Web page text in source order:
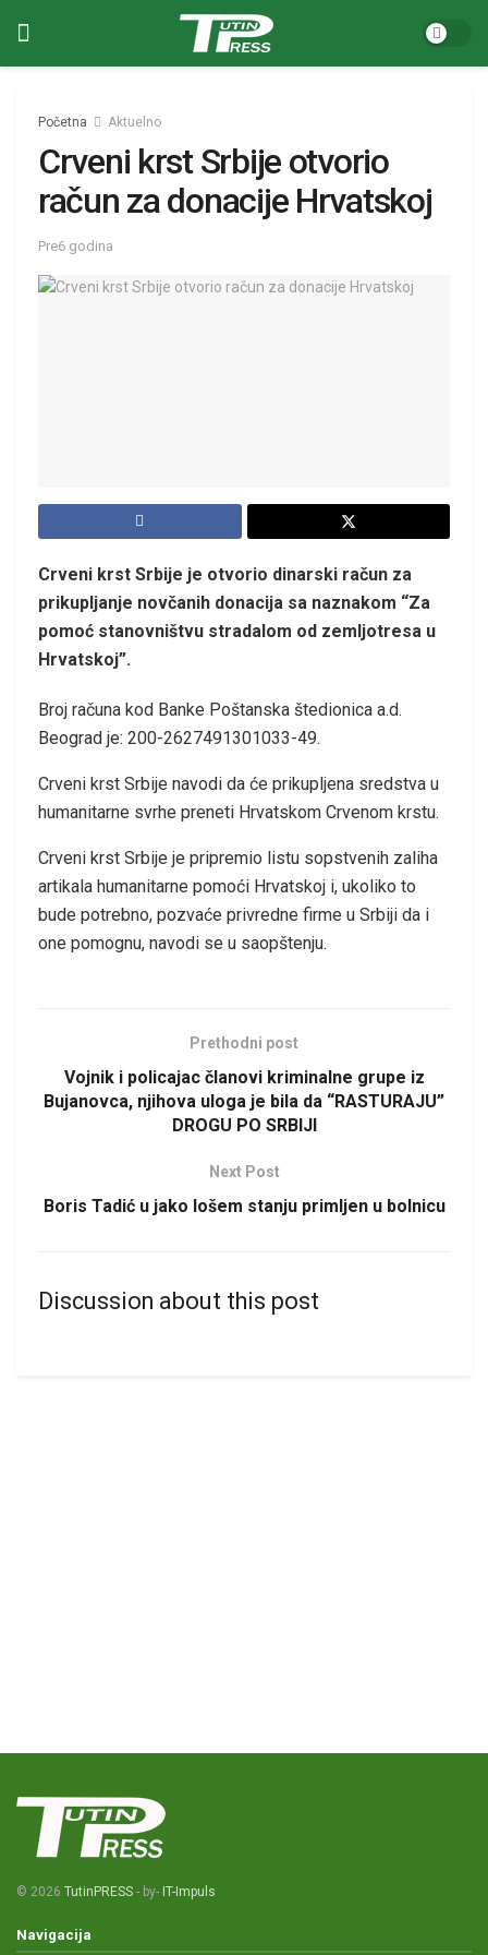
Početna Aktuelno
Crveni krst Srbije otvorio
račun za donacije Hrvatskoj
Pre6 godina
Crveni krst Srbije je otvorio dinarski račun za
prikupljanje novčanih donacija sa naznakom “Za
pomoć stanovništvu stradalom od zemljotresa u
Hrvatskoj”.
Broj računa kod Banke Poštanska štedionica a.d.
Beograd je: 200-2627491301033-49.
Crveni krst Srbije navodi da će prikupljena sredstva u
humanitarne svrhe preneti Hrvatskom Crvenom krstu.
Crveni krst Srbije je pripremio listu sopstvenih zaliha
artikala humanitarne pomoći Hrvatskoj i, ukoliko to
bude potrebno, pozvaće privredne firme u Srbiji da i
one pomognu, navodi se u saopštenju.
Prethodni post
Vojnik i policajac članovi kriminalne grupe iz
Bujanovca, njihova uloga je bila da “RASTURAJU”
DROGU PO SRBIJI
Next Post
Boris Tadić u jako lošem stanju primljen u bolnicu
Discussion about this post
© 2026 TutinPRESS - by- IT-Impuls
Navigacija